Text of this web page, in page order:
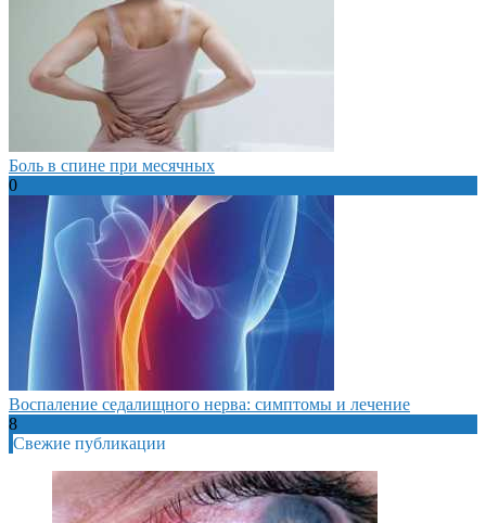
Боль в спине при месячных
0
Воспаление седалищного нерва: симптомы и лечение
8
Свежие публикации